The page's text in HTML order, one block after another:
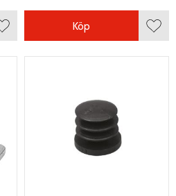
Lägg till i favoriter
Köp